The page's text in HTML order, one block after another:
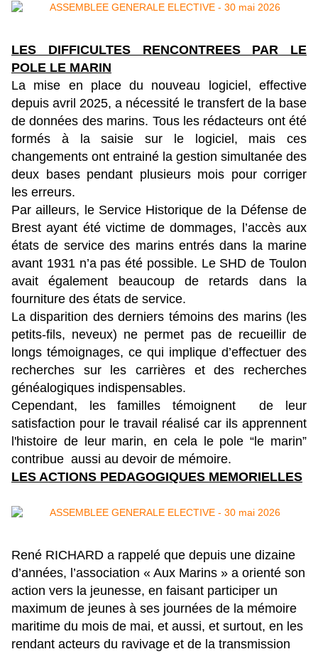
LES DIFFICULTES RENCONTREES PAR LE
POLE LE MARIN
La mise en place du nouveau logiciel, effective
depuis avril 2025, a nécessité le transfert de la base
de données des marins. Tous les rédacteurs ont été
formés à la saisie sur le logiciel, mais ces
changements ont entrainé la gestion simultanée des
deux bases pendant plusieurs mois pour corriger
les erreurs.
Par ailleurs, le Service Historique de la Défense de
Brest ayant été victime de dommages, l’accès aux
états de service des marins entrés dans la marine
avant 1931 n’a pas été possible. Le SHD de Toulon
avait également beaucoup de retards dans la
fourniture des états de service.
La disparition des derniers témoins des marins (les
petits-fils, neveux) ne permet pas de recueillir de
longs témoignages, ce qui implique d’effectuer des
recherches sur les carrières et des recherches
généalogiques indispensables.
Cependant, les familles témoignent de leur
satisfaction pour le travail réalisé car ils apprennent
l'histoire de leur marin, en cela le pole “le marin”
contribue aussi au devoir de mémoire.
LES ACTIONS PEDAGOGIQUES MEMORIELLES
René RICHARD a rappelé que depuis une dizaine
d’années, l’association « Aux Marins » a orienté son
action vers la jeunesse, en faisant participer un
maximum de jeunes à ses journées de la mémoire
maritime du mois de mai, et aussi, et surtout, en les
rendant acteurs du ravivage et de la transmission